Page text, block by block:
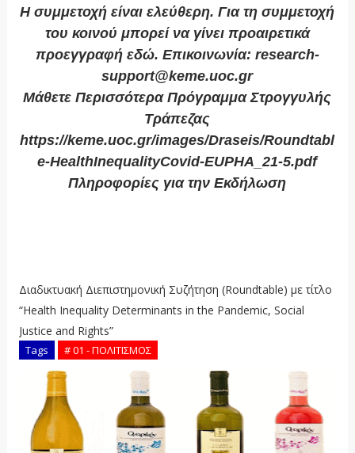
Η συμμετοχή είναι ελεύθερη. Για τη συμμετοχή
του κοινού μπορεί να γίνει προαιρετικά
προεγγραφή εδώ. Επικοινωνία: research-
support@keme.uoc.gr
Μάθετε Περισσότερα Πρόγραμμα Στρογγυλής
Τράπεζας
https://keme.uoc.gr/images/Draseis/Roundtabl
e-HealthInequalityCovid-EUPHA_21-5.pdf
Πληροφορίες για την Εκδήλωση
Διαδικτυακή Διεπιστημονική Συζήτηση (Roundtable) με τίτλο
“Health Inequality Determinants in the Pandemic, Social
Justice and Rights”
Tags # 01 - ΠΟΛΙΤΙΣΜΟΣ